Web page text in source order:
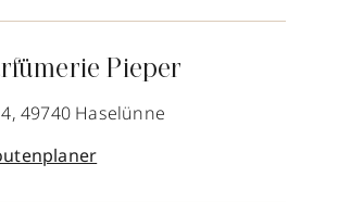
Pieper
49740 Haselünne